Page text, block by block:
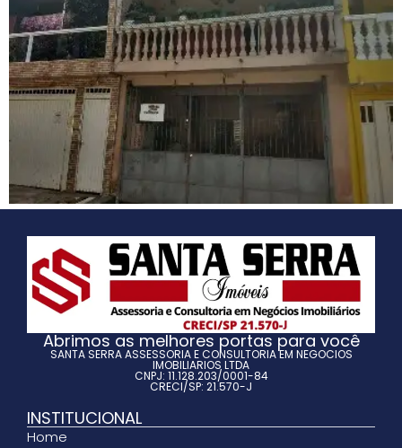
Abrimos as melhores portas para você
SANTA SERRA ASSESSORIA E CONSULTORIA EM NEGOCIOS
IMOBILIARIOS LTDA
CNPJ: 11.128.203/0001-84
CRECI/SP: 21.570-J
INSTITUCIONAL
Home